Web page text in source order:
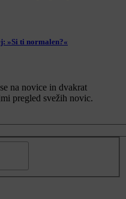
»Si ti normalen?«
na novice in dvakrat
pregled svežih novic.